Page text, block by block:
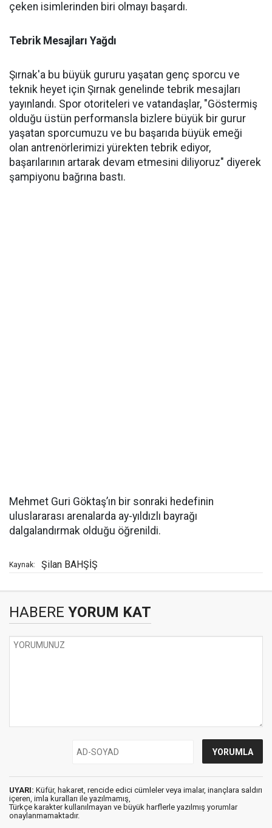
çeken isimlerinden biri olmayı başardı.
Tebrik Mesajları Yağdı
Şırnak'a bu büyük gururu yaşatan genç sporcu ve
teknik heyet için Şırnak genelinde tebrik mesajları
yayınlandı. Spor otoriteleri ve vatandaşlar, "Göstermiş
olduğu üstün performansla bizlere büyük bir gurur
yaşatan sporcumuzu ve bu başarıda büyük emeği
olan antrenörlerimizi yürekten tebrik ediyor,
başarılarının artarak devam etmesini diliyoruz" diyerek
şampiyonu bağrına bastı.
Mehmet Guri Göktaş’ın bir sonraki hedefinin
uluslararası arenalarda ay-yıldızlı bayrağı
dalgalandırmak olduğu öğrenildi.
Kaynak: Şilan BAHŞİŞ
HABERE YORUM KAT
UYARI: Küfür, hakaret, rencide edici cümleler veya imalar, inançlara saldırı
içeren, imla kuralları ile yazılmamış,
Türkçe karakter kullanılmayan ve büyük harflerle yazılmış yorumlar
onaylanmamaktadır.